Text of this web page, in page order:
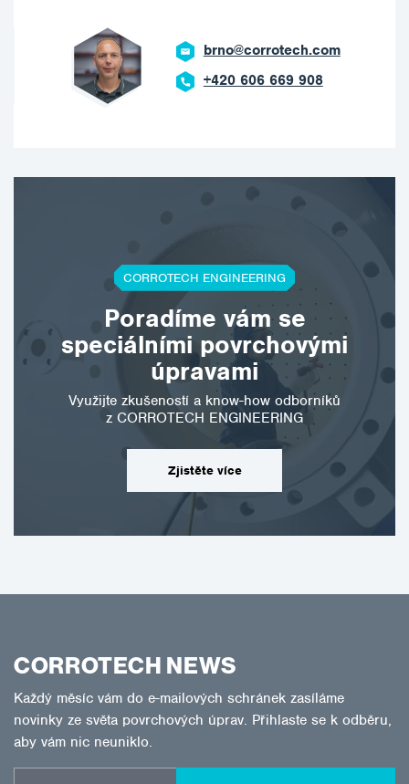
brno@corrotech.com
+420 606 669 908
CORROTECH ENGINEERING
Poradíme vám se
speciálními povrchovými
úpravami
Využijte zkušeností a know-how odborníků
z CORROTECH ENGINEERING
Zjistěte více
CORROTECH NEWS
Každý měsíc vám do e-mailových schránek zasíláme
novinky ze světa povrchových úprav. Přihlaste se k odběru,
aby vám nic neuniklo.